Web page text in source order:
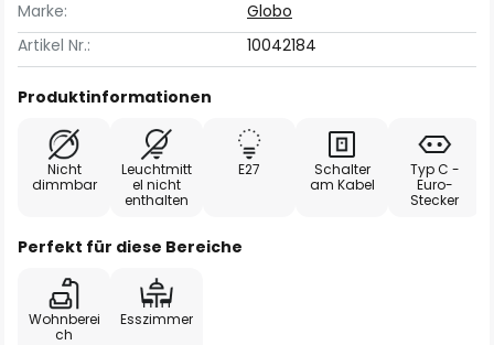
Marke:
Globo
Artikel Nr.:
10042184
Produktinformationen
Nicht
dimmbar
Leuchtmitt
el nicht
enthalten
E27
Schalter
am Kabel
Typ C -
Euro-
Stecker
Perfekt für diese Bereiche
Wohnberei
ch
Esszimmer